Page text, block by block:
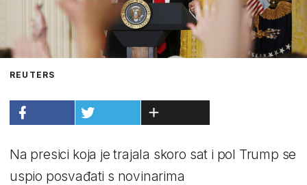
REUTERS
Na presici koja je trajala skoro sat i pol Trump se
uspio posvađati s novinarima